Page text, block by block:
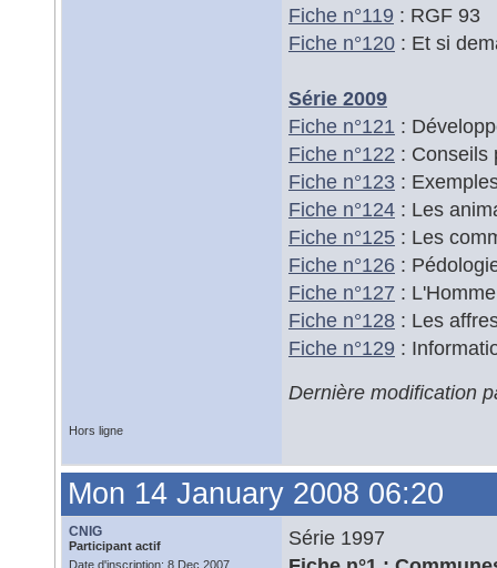
Fiche n°119 : RGF 93
Fiche n°120 : Et si
Série 2009
Fiche n°121 :
Fiche n°122 : Conseils
Fiche n°123 :
Fiche n°124 : Les
Fiche n°125 : Les
Fiche n°126 :
Fiche n°127 :
Fiche n°128 : Les
Fiche n°129 :
Dernière modification
Hors ligne
Mon 14 January 2008 06:20
CNIG
Participant actif
Date d'inscription: 8 Dec 2007
Série 1997